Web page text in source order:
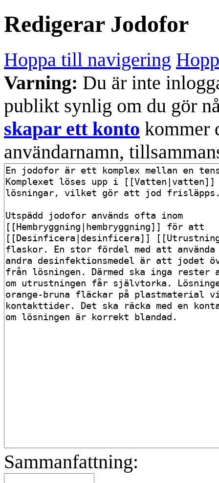
Redigerar Jodofor
Hoppa till navigering
Varning: Du är inte
publikt synlig om du gör
skapar ett konto kommer
användarnamn,
Sammanfattning: